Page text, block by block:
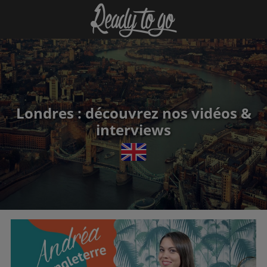
Londres : découvrez nos vidéos &
interviews